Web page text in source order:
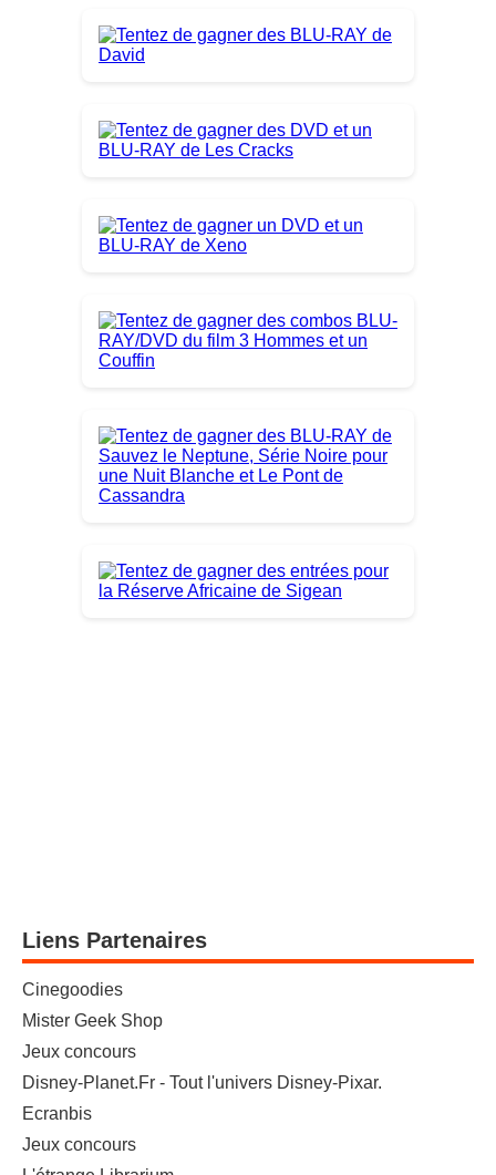
Liens Partenaires
Cinegoodies
Mister Geek Shop
Jeux concours
Disney-Planet.Fr - Tout l'univers Disney-Pixar.
Ecranbis
Jeux concours